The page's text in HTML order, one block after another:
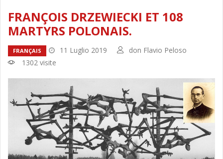
FRANÇOIS DRZEWIECKI ET 108
MARTYRS POLONAIS.
FRANÇAIS 11 Luglio 2019
don Flavio Peloso
1302 visite